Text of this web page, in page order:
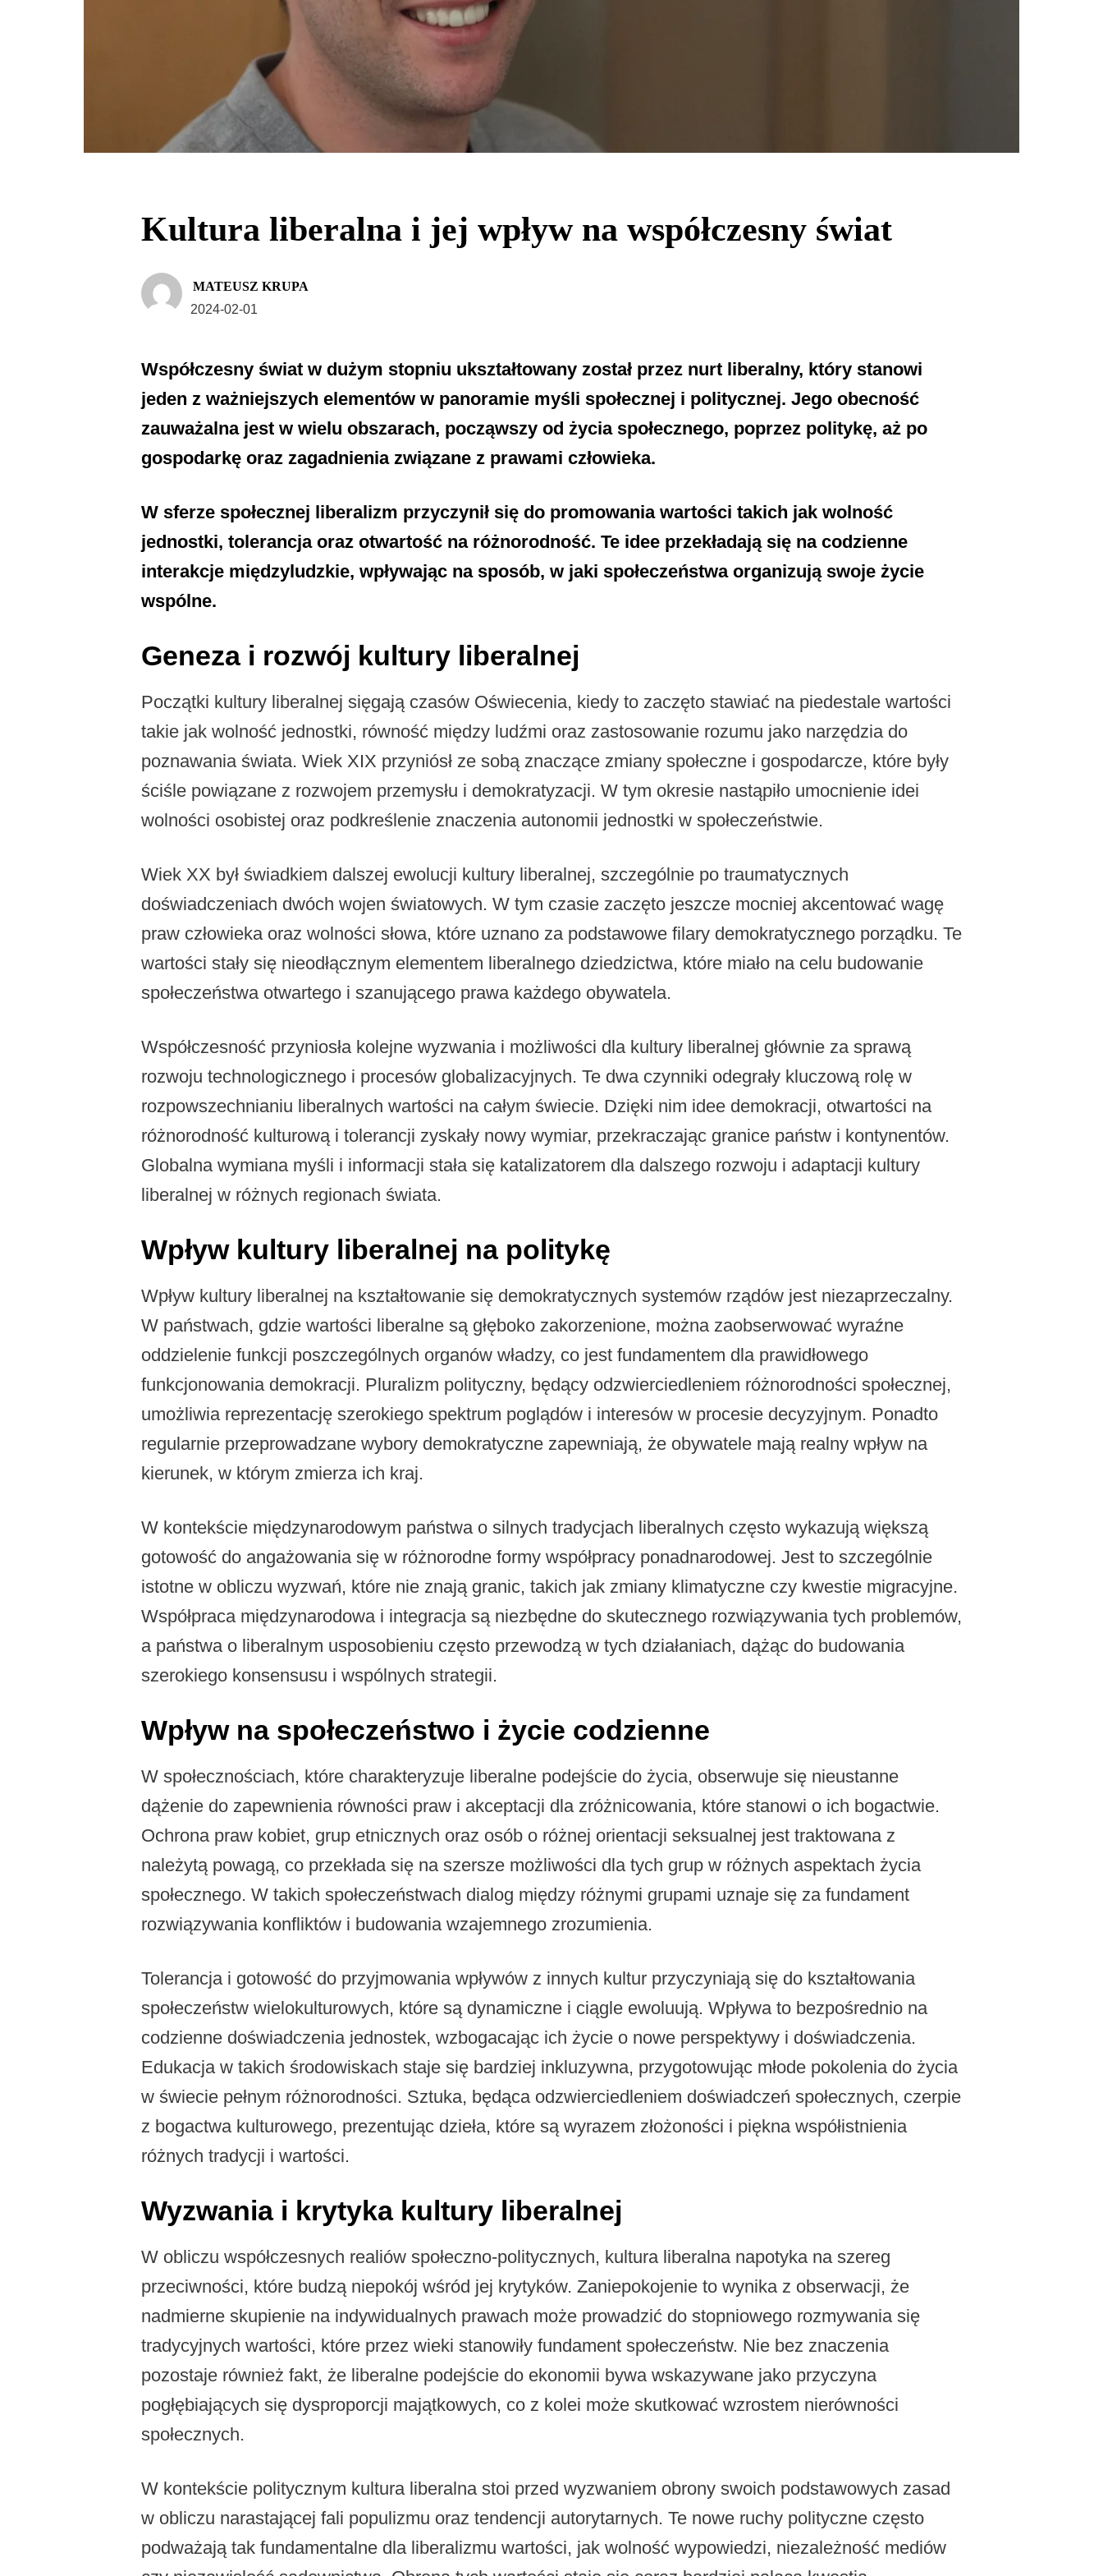
Kultura liberalna i jej wpływ na współczesny świat
MATEUSZ KRUPA
2024-02-01
Współczesny świat w dużym stopniu ukształtowany został przez nurt liberalny, który stanowi
jeden z ważniejszych elementów w panoramie myśli społecznej i politycznej. Jego obecność
zauważalna jest w wielu obszarach, począwszy od życia społecznego, poprzez politykę, aż po
gospodarkę oraz zagadnienia związane z prawami człowieka.
W sferze społecznej liberalizm przyczynił się do promowania wartości takich jak wolność
jednostki, tolerancja oraz otwartość na różnorodność. Te idee przekładają się na codzienne
interakcje międzyludzkie, wpływając na sposób, w jaki społeczeństwa organizują swoje życie
wspólne.
Geneza i rozwój kultury liberalnej
Początki kultury liberalnej sięgają czasów Oświecenia, kiedy to zaczęto stawiać na piedestale wartości
takie jak wolność jednostki, równość między ludźmi oraz zastosowanie rozumu jako narzędzia do
poznawania świata. Wiek XIX przyniósł ze sobą znaczące zmiany społeczne i gospodarcze, które były
ściśle powiązane z rozwojem przemysłu i demokratyzacji. W tym okresie nastąpiło umocnienie idei
wolności osobistej oraz podkreślenie znaczenia autonomii jednostki w społeczeństwie.
Wiek XX był świadkiem dalszej ewolucji kultury liberalnej, szczególnie po traumatycznych
doświadczeniach dwóch wojen światowych. W tym czasie zaczęto jeszcze mocniej akcentować wagę
praw człowieka oraz wolności słowa, które uznano za podstawowe filary demokratycznego porządku. Te
wartości stały się nieodłącznym elementem liberalnego dziedzictwa, które miało na celu budowanie
społeczeństwa otwartego i szanującego prawa każdego obywatela.
Współczesność przyniosła kolejne wyzwania i możliwości dla kultury liberalnej głównie za sprawą
rozwoju technologicznego i procesów globalizacyjnych. Te dwa czynniki odegrały kluczową rolę w
rozpowszechnianiu liberalnych wartości na całym świecie. Dzięki nim idee demokracji, otwartości na
różnorodność kulturową i tolerancji zyskały nowy wymiar, przekraczając granice państw i kontynentów.
Globalna wymiana myśli i informacji stała się katalizatorem dla dalszego rozwoju i adaptacji kultury
liberalnej w różnych regionach świata.
Wpływ kultury liberalnej na politykę
Wpływ kultury liberalnej na kształtowanie się demokratycznych systemów rządów jest niezaprzeczalny.
W państwach, gdzie wartości liberalne są głęboko zakorzenione, można zaobserwować wyraźne
oddzielenie funkcji poszczególnych organów władzy, co jest fundamentem dla prawidłowego
funkcjonowania demokracji. Pluralizm polityczny, będący odzwierciedleniem różnorodności społecznej,
umożliwia reprezentację szerokiego spektrum poglądów i interesów w procesie decyzyjnym. Ponadto
regularnie przeprowadzane wybory demokratyczne zapewniają, że obywatele mają realny wpływ na
kierunek, w którym zmierza ich kraj.
W kontekście międzynarodowym państwa o silnych tradycjach liberalnych często wykazują większą
gotowość do angażowania się w różnorodne formy współpracy ponadnarodowej. Jest to szczególnie
istotne w obliczu wyzwań, które nie znają granic, takich jak zmiany klimatyczne czy kwestie migracyjne.
Współpraca międzynarodowa i integracja są niezbędne do skutecznego rozwiązywania tych problemów,
a państwa o liberalnym usposobieniu często przewodzą w tych działaniach, dążąc do budowania
szerokiego konsensusu i wspólnych strategii.
Wpływ na społeczeństwo i życie codzienne
W społecznościach, które charakteryzuje liberalne podejście do życia, obserwuje się nieustanne
dążenie do zapewnienia równości praw i akceptacji dla zróżnicowania, które stanowi o ich bogactwie.
Ochrona praw kobiet, grup etnicznych oraz osób o różnej orientacji seksualnej jest traktowana z
należytą powagą, co przekłada się na szersze możliwości dla tych grup w różnych aspektach życia
społecznego. W takich społeczeństwach dialog między różnymi grupami uznaje się za fundament
rozwiązywania konfliktów i budowania wzajemnego zrozumienia.
Tolerancja i gotowość do przyjmowania wpływów z innych kultur przyczyniają się do kształtowania
społeczeństw wielokulturowych, które są dynamiczne i ciągle ewoluują. Wpływa to bezpośrednio na
codzienne doświadczenia jednostek, wzbogacając ich życie o nowe perspektywy i doświadczenia.
Edukacja w takich środowiskach staje się bardziej inkluzywna, przygotowując młode pokolenia do życia
w świecie pełnym różnorodności. Sztuka, będąca odzwierciedleniem doświadczeń społecznych, czerpie
z bogactwa kulturowego, prezentując dzieła, które są wyrazem złożoności i piękna współistnienia
różnych tradycji i wartości.
Wyzwania i krytyka kultury liberalnej
W obliczu współczesnych realiów społeczno-politycznych, kultura liberalna napotyka na szereg
przeciwności, które budzą niepokój wśród jej krytyków. Zaniepokojenie to wynika z obserwacji, że
nadmierne skupienie na indywidualnych prawach może prowadzić do stopniowego rozmywania się
tradycyjnych wartości, które przez wieki stanowiły fundament społeczeństw. Nie bez znaczenia
pozostaje również fakt, że liberalne podejście do ekonomii bywa wskazywane jako przyczyna
pogłębiających się dysproporcji majątkowych, co z kolei może skutkować wzrostem nierówności
społecznych.
W kontekście politycznym kultura liberalna stoi przed wyzwaniem obrony swoich podstawowych zasad
w obliczu narastającej fali populizmu oraz tendencji autorytarnych. Te nowe ruchy polityczne często
podważają tak fundamentalne dla liberalizmu wartości, jak wolność wypowiedzi, niezależność mediów